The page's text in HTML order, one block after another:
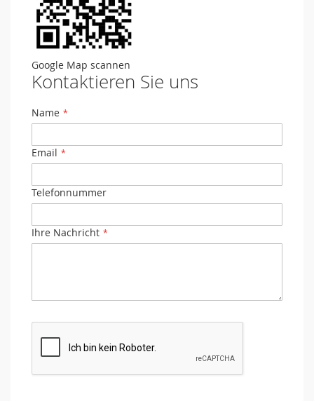
Google Map scannen
Kontaktieren Sie uns
Name
Email
Telefonnummer
Ihre Nachricht